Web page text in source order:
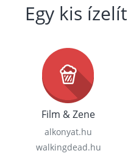
Egy kis
Film & Zene
alkonyat.hu
walkingdead.hu